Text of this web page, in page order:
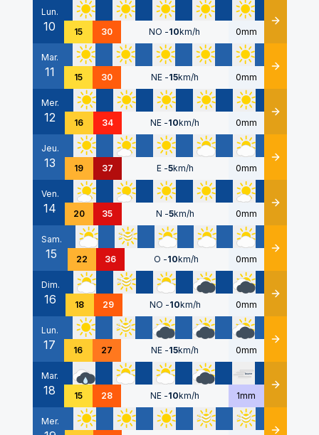
Lun.
10 15 30 NO -10km/h 0mm Détails
Mar.
11 15 30 NE -15km/h 0mm Détails
Mer.
12 16 34 NE -10km/h 0mm Détails
Jeu.
13 19 37 E -5km/h 0mm Détails
Ven.
14 20 35 N -5km/h 0mm Détails
Sam.
15 22 36 O -10km/h 0mm Détails
Dim.
16 18 29 NO -10km/h 0mm Détails
Lun.
17 16 27 NE -15km/h 0mm Détails
Mar.
18 15 28 NE -10km/h 1mm Détails
Mer.